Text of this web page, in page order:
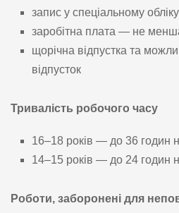
запис у спеціальному
заробітна плата — не
щорічна відпустка та
відпусток
Тривалість робочого часу
16–18 років — до 36 годин
14–15 років — до 24 годин
Роботи, заборонені для